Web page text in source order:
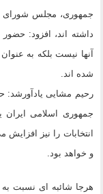
جمهوری، مجلس شورای
داشته اند، افزود:
آنها نیست بلکه به
شده اند.
رحیم مشایی یادآورشد:
جمهوری اسلامی
انتخابات را نیز
و خواهد بود.
هرجا شائبه ای نسبت